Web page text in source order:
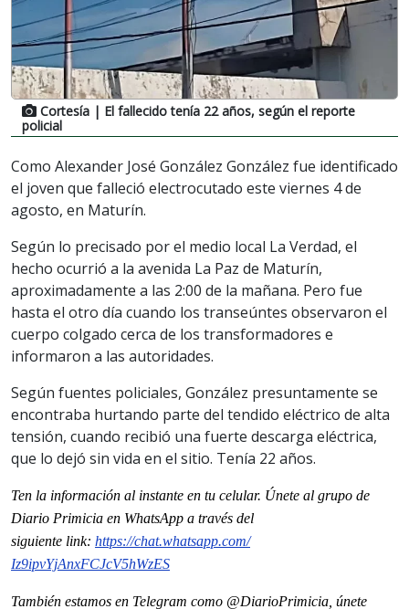
Cortesía | El fallecido tenía 22 años, según el reporte
policial
Como Alexander José González González fue identificado
el joven que falleció electrocutado este viernes 4 de
agosto, en Maturín.
Según lo precisado por el medio local La Verdad, el
hecho ocurrió a la avenida La Paz de Maturín,
aproximadamente a las 2:00 de la mañana. Pero fue
hasta el otro día cuando los transeúntes observaron el
cuerpo colgado cerca de los transformadores e
informaron a las autoridades.
Según fuentes policiales, González presuntamente se
encontraba hurtando parte del tendido eléctrico de alta
tensión, cuando recibió una fuerte descarga eléctrica,
que lo dejó sin vida en el sitio. Tenía 22 años.
Ten la información al instante en tu celular. Únete al grupo de
Diario Primicia en WhatsApp a través del
siguiente link: https://chat.whatsapp.com/
Iz9ipvYjAnxFCJcV5hWzES
También estamos en Telegram como @DiarioPrimicia, únete